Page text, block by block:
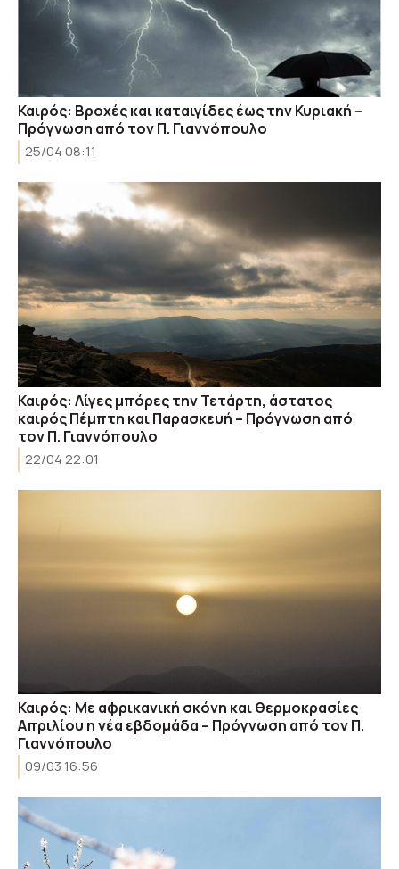
Καιρός: Βροχές και καταιγίδες έως την Κυριακή –
Πρόγνωση από τον Π. Γιαννόπουλο
25/04 08:11
Καιρός: Λίγες μπόρες την Τετάρτη, άστατος
καιρός Πέμπτη και Παρασκευή – Πρόγνωση από
τον Π. Γιαννόπουλο
22/04 22:01
Καιρός: Με αφρικανική σκόνη και θερμοκρασίες
Απριλίου η νέα εβδομάδα – Πρόγνωση από τον Π.
Γιαννόπουλο
09/03 16:56